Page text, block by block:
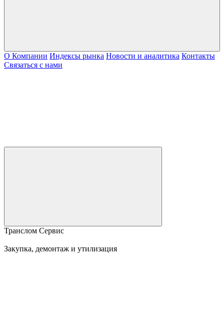
О Компании Индексы рынка Новости и аналитика Контакты
Связаться с нами
Транслом Сервис
Закупка, демонтаж и утилизация